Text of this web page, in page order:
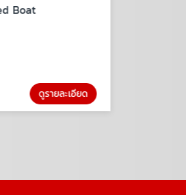
Boat
ดูรายละเอียด